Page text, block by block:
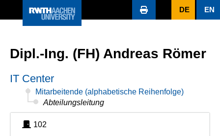
DE EN
Dipl.-Ing. (FH) Andreas Römer
IT Center
Mitarbeitende (alphabetische Reihenfolge)
Abteilungsleitung
102